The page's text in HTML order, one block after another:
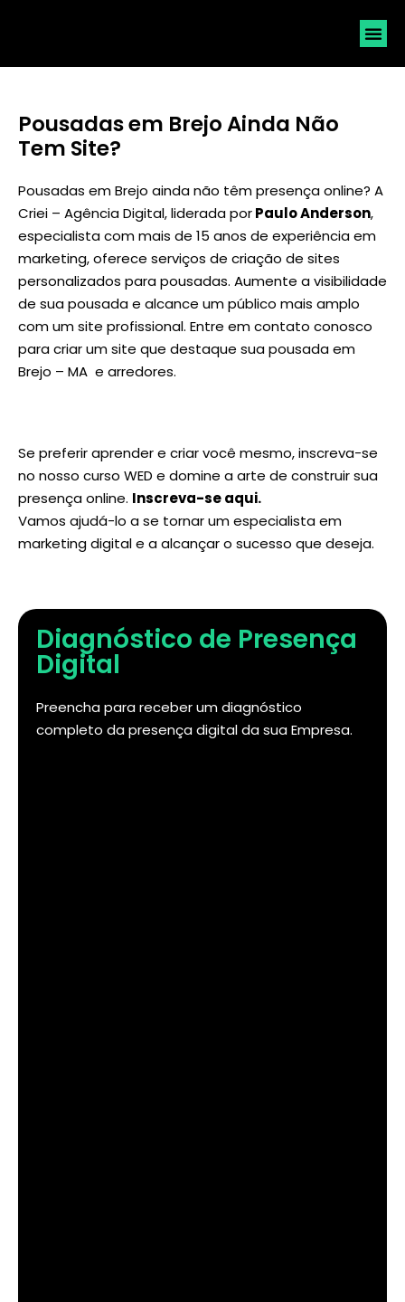
Pousadas em Brejo Ainda Não
Tem Site?
Pousadas em Brejo ainda não têm presença online? A
Criei – Agência Digital, liderada porPaulo Anderson,
especialista com mais de 15 anos de experiência em
marketing, oferece serviços de criação de sites
personalizados para pousadas. Aumente a visibilidade
de sua pousada e alcance um público mais amplo
com um site profissional. Entre em contato conosco
para criar um site que destaque sua pousada em
Brejo – MA e arredores.
Se preferir aprender e criar você mesmo, inscreva-se
no nosso curso WED e domine a arte de construir sua
presença online. Inscreva-se aqui.
Vamos ajudá-lo a se tornar um especialista em
marketing digital e a alcançar o sucesso que deseja.
Diagnóstico de Presença
Digital
Preencha para receber um diagnóstico
completo da presença digital da sua Empresa.